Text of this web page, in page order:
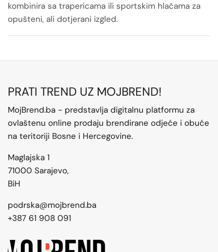
kombinira sa trapericama ili sportskim hlačama za
opušteni, ali dotjerani izgled.
PRATI TREND UZ MOJBREND!
MojBrend.ba - predstavlja digitalnu platformu za
ovlaštenu online prodaju brendirane odjeće i obuće
na teritoriji Bosne i Hercegovine.
Maglajska 1
71000 Sarajevo,
BiH
podrska@mojbrend.ba
+387 61 908 091